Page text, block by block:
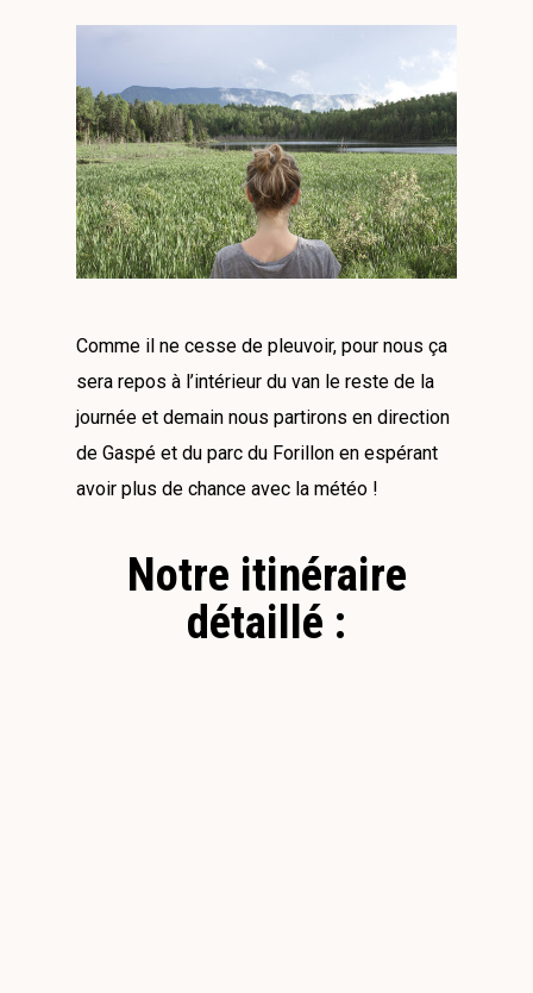
Comme il ne cesse de pleuvoir, pour nous ça
sera repos à l’intérieur du van le reste de la
journée et demain nous partirons en direction
de Gaspé et du parc du Forillon en espérant
avoir plus de chance avec la météo !
Notre itinéraire
détaillé :